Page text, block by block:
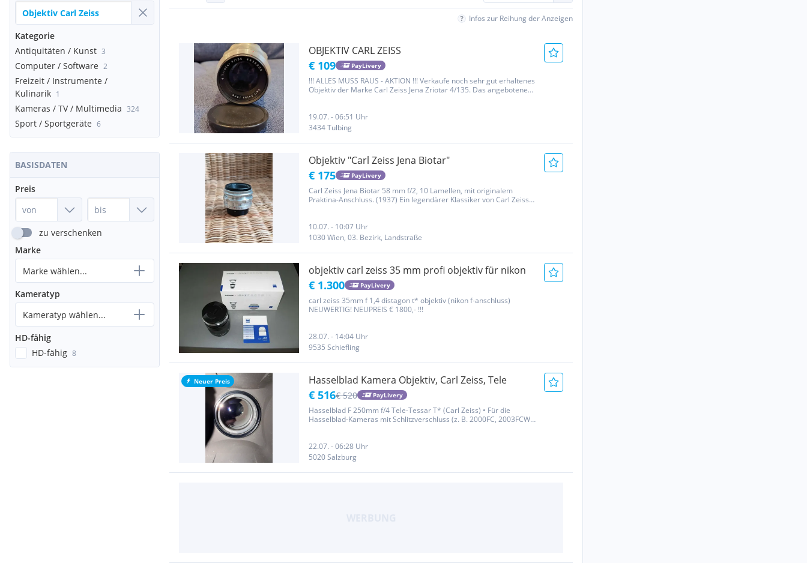
Kategorie
Antiquitäten / Kunst 3
Computer / Software 2
Freizeit / Instrumente /
Kulinarik 1
Kameras / TV / Multimedia 324
Sport / Sportgeräte 6
BASISDATEN
Preis
zu verschenken
Marke
Marke wählen...
Kameratyp
Kameratyp wählen...
HD-fähig
HD-fähig 8
Infos zur Reihung der Anzeigen
OBJEKTIV CARL ZEISS
€ 109 PayLivery
!!! ALLES MUSS RAUS - AKTION !!! Verkaufe noch sehr gut erhaltenes
Objektiv der Marke Carl Zeiss Jena Zriotar 4/135. Das angebotene
19.07. - 06:51 Uhr
3434 Tulbing
Objektiv "Carl Zeiss Jena Biotar"
€ 175 PayLivery
Carl Zeiss Jena Biotar 58 mm f/2, 10 Lamellen, mit originalem
Praktina-Anschluss. (1937) Ein legendärer Klassiker von Carl Zeiss
10.07. - 10:07 Uhr
1030 Wien, 03. Bezirk, Landstraße
objektiv carl zeiss 35 mm profi objektiv für nikon
€ 1.300 PayLivery
carl zeiss 35mm f 1,4 distagon t* objektiv (nikon f-anschluss)
NEUWERTIG! NEUPREIS € 1800,- !!!
28.07. - 14:04 Uhr
9535 Schiefling
Neuer Preis Hasselblad Kamera Objektiv, Carl Zeiss, Tele
€ 516€ 520 PayLivery
Hasselblad F 250mm f/4 Tele-Tessar T* (Carl Zeiss) • Für die
Hasselblad-Kameras mit Schlitzverschluss (z. B. 2000FC, 2003FCW,
Gewährleistung...
22.07. - 06:28 Uhr
5020 Salzburg